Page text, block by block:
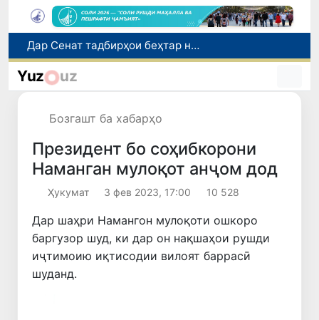
Сарвари ВКХ-и Ӯзбекистон бо роҳбарияти Ҳиндустон музокирот анҷом дода, дар Форуми соҳибкории Ӯзбекистону Ҳиндустон иштирок кард
Дар Агентии муҳоҷират дуздии беш аз 1 миллиард сӯм маблағҳои буҷетӣ ошкор гардид
Yuz uz
Бозгашт ба хабарҳо
Президент бо соҳибкорони
Наманган мулоқот анҷом дод
Ҳукумат 3 фев 2023, 17:00 10 528
Дар шаҳри Намангон мулоқоти ошкоро
баргузор шуд, ки дар он нақшаҳои рушди
иҷтимоию иқтисодии вилоят баррасӣ
шуданд.